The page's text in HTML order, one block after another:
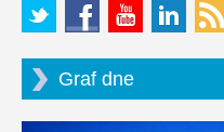
Graf dne